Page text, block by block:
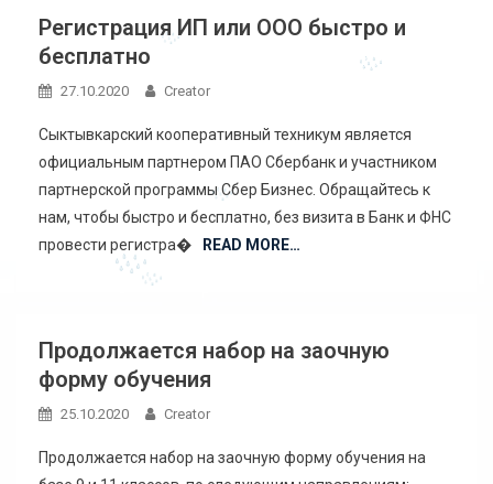
Регистрация ИП или ООО быстро и
бесплатно
27.10.2020 Creator
Сыктывкарский кооперативный техникум является
официальным партнером ПАО Сбербанк и участником
партнерской программы Сбер Бизнес. Обращайтесь к
нам, чтобы быстро и бесплатно, без визита в Банк и ФНС
провести регистра�
READ MORE…
Продолжается набор на заочную
форму обучения
25.10.2020 Creator
Продолжается набор на заочную форму обучения на